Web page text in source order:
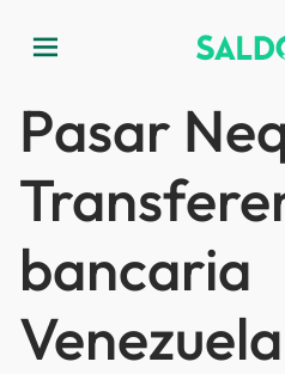
menu
Pasar
bancaria
Venezuela